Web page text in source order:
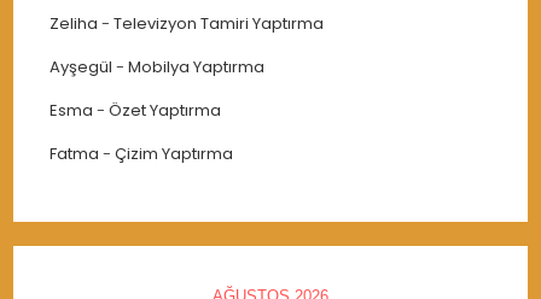
Zeliha -Televizyon Tamiri Yaptırma
Ayşegül -Mobilya Yaptırma
Esma -Özet Yaptırma
Fatma -Çizim Yaptırma